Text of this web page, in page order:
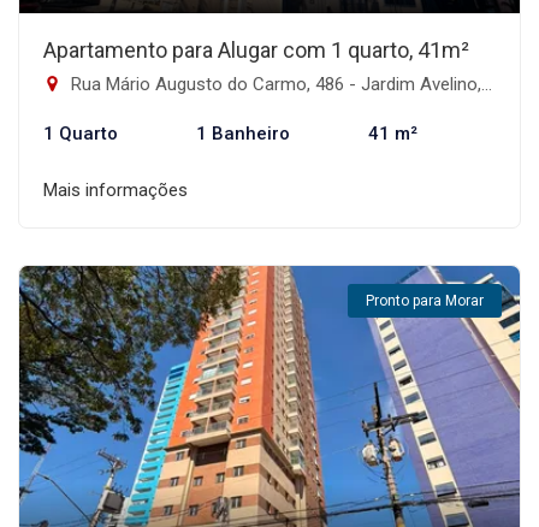
Apartamento para Alugar com 1 quarto, 41m²
Rua Mário Augusto do Carmo, 486 - Jardim Avelino, São Paulo-SP
1 Quarto 1 Banheiro 41 m²
Mais informações
Pronto para Morar